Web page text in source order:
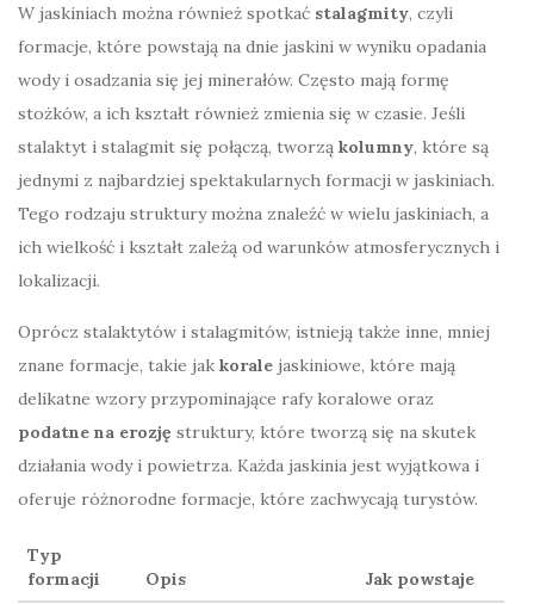
W jaskiniach można również spotkać stalagmity, czyli
formacje, które powstają na dnie jaskini w wyniku opadania
wody i osadzania się jej minerałów. Często mają formę
stożków, a ich kształt również zmienia się w czasie. Jeśli
stalaktyt i stalagmit się połączą, tworzą kolumny, które są
jednymi z najbardziej spektakularnych formacji w jaskiniach.
Tego rodzaju struktury można znaleźć w wielu jaskiniach, a
ich wielkość i kształt zależą od warunków atmosferycznych i
lokalizacji.
Oprócz stalaktytów i stalagmitów, istnieją także inne, mniej
znane formacje, takie jak korale jaskiniowe, które mają
delikatne wzory przypominające rafy koralowe oraz
podatne na erozję struktury, które tworzą się na skutek
działania wody i powietrza. Każda jaskinia jest wyjątkowa i
oferuje różnorodne formacje, które zachwycają turystów.
Typ
formacji
Opis Jak powstaje